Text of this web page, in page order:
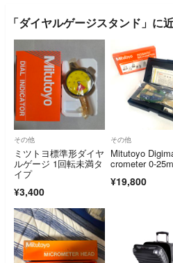
「ダイヤルゲージスタンド」に
その他
ミツトヨ標準形ダイヤ
ルゲージ 1回転未満タ
イプ
¥3,400
その他
Mitutoyo
crometer 0-
¥19,800